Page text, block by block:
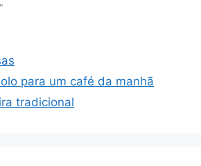
para um café da manhã
tradicional